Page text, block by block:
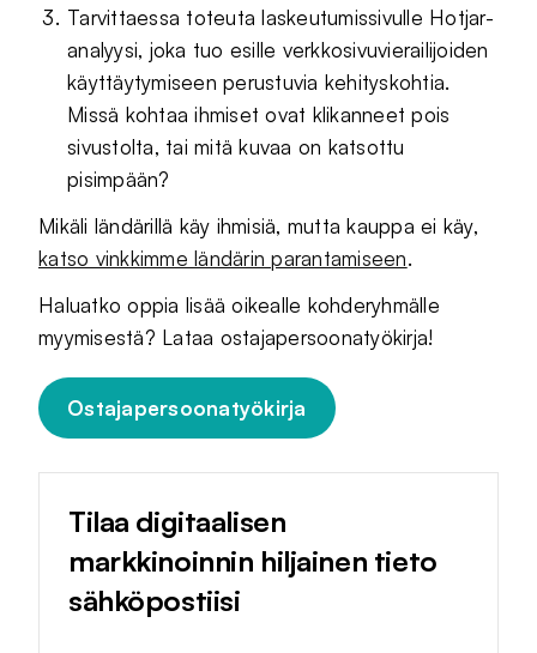
Tarvittaessa toteuta laskeutumissivulle Hotjar-
analyysi, joka tuo esille verkkosivuvierailijoiden
käyttäytymiseen perustuvia kehityskohtia.
Missä kohtaa ihmiset ovat klikanneet pois
sivustolta, tai mitä kuvaa on katsottu
pisimpään?
Mikäli ländärillä käy ihmisiä, mutta kauppa ei käy,
katso vinkkimme ländärin parantamiseen.
Haluatko oppia lisää oikealle kohderyhmälle
myymisestä? Lataa ostajapersoonatyökirja!
Ostajapersoonatyökirja
Tilaa digitaalisen
markkinoinnin hiljainen tieto
sähköpostiisi